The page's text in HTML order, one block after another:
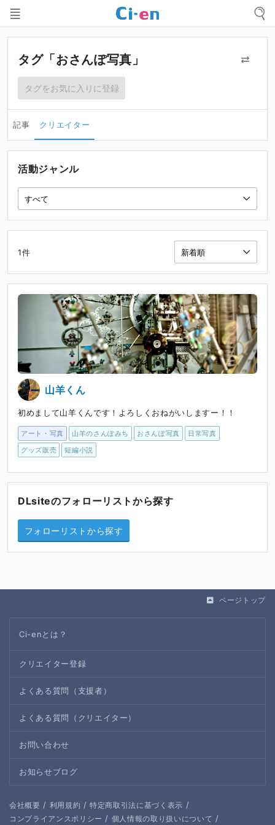
タグ「おさんぽ写真」
タグをお気に入りに登録
記事 クリエイター
1件
山羊くん
初めまして山羊くんです！よろしくおねがいしますー！！
アート・写真 山羊のさんぽみち おさんぽ写真
日常写真
グッズ販売
短編小説
活動ジャンル
DLsiteのフォローリストから探す
フォローリストから探す
ページトップ
Ci-enとは？
クリエイター登録
よくある質問（支援者）
よくある質問（クリエイター）
お問い合わせ
お知らせブログ
会社概要 / 利用規約 / 特定商取引法に基づく表示 /
コンプライアンスポリシー / 個人情報の取り扱いについて /